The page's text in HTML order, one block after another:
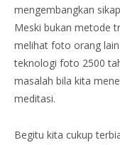
mengembangkan
Meski bukan metode
melihat foto orang
teknologi foto 2500
masalah bila kita
meditasi.
Begitu kita cukup